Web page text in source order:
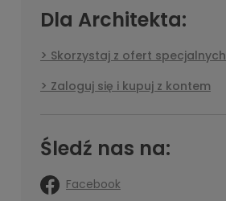
Dla Architekta:
Skorzystaj z ofert specjalnych
Zaloguj się i kupuj z kontem
Śledź nas na:
Facebook